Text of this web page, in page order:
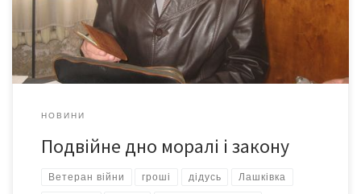
дев’ятому десятку – в рідному селі, за власні, вкрадені у нього,
кошти. Кінець Другої […]
НОВИНИ
Подвійне дно моралі і закону
Ветеран війни гроші дідусь Лашківка